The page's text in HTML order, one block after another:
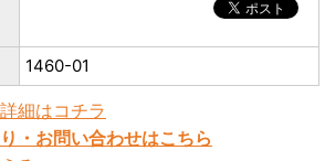
1460-01
細はコチラ
・お問い合わせはこちら